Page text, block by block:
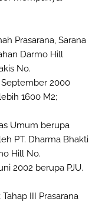
Prasarana, Sarana
Darmo Hill
No.
2000
1600 M2;
Umum berupa
PT. Dharma Bhakti
Hill No.
2002 berupa PJU.
III Prasarana